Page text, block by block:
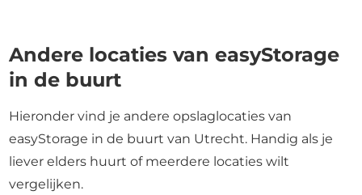
Andere locaties van easyStorage
in de buurt
Hieronder vind je andere opslaglocaties van
easyStorage in de buurt van Utrecht. Handig als je
liever elders huurt of meerdere locaties wilt
vergelijken.